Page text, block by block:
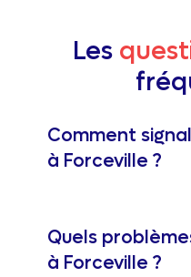
Les
Comment
à Forceville ?
Quels
à Forceville ?